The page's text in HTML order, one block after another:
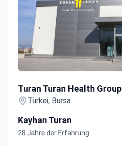
Turan Turan Health Group
Türkei, Bursa
Kayhan Turan
28 Jahre der Erfahrung